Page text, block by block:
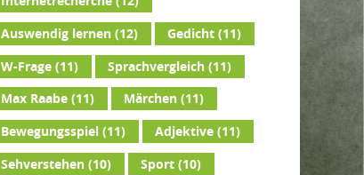
Auswendig lernen (12) Gedicht (11)
W-Frage (11) Sprachvergleich (11)
Max Raabe (11) Märchen (11)
Bewegungsspiel (11) Adjektive (11)
Sehverstehen (10) Sport (10)